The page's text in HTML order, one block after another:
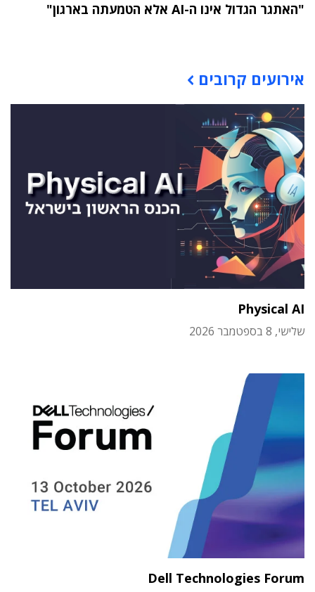
"האתגר הגדול אינו ה-AI אלא הטמעתה בארגון"
אירועים קרובים
Physical AI
שלישי, 8 בספטמבר 2026
Dell Technologies Forum